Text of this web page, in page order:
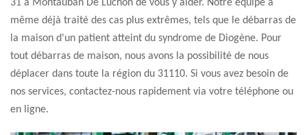
31 à Montauban De Luchon de vous y aider. Notre équipe a
même déjà traité des cas plus extrêmes, tels que le débarras de
la maison d'un patient atteint du syndrome de Diogène. Pour
tout débarras de maison, nous avons la possibilité de nous
déplacer dans toute la région du 31110. Si vous avez besoin de
nos services, contactez-nous rapidement via votre téléphone ou
en ligne.